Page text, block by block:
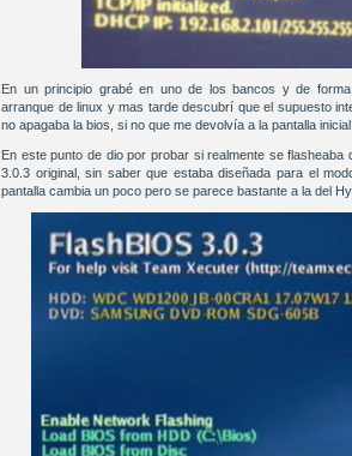
En un principio grabé en uno de los bancos y de
arranque de linux y mas tarde descubrí que el supuesto
no apagaba la bios, si no que me devolvía a la pantalla
En este punto de dio por probar si realmente se
3.0.3 original, sin saber que estaba diseñada para el
pantalla cambia un poco pero se parece bastante a la del